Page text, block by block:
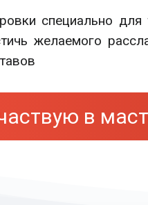
специально
желаемого
в